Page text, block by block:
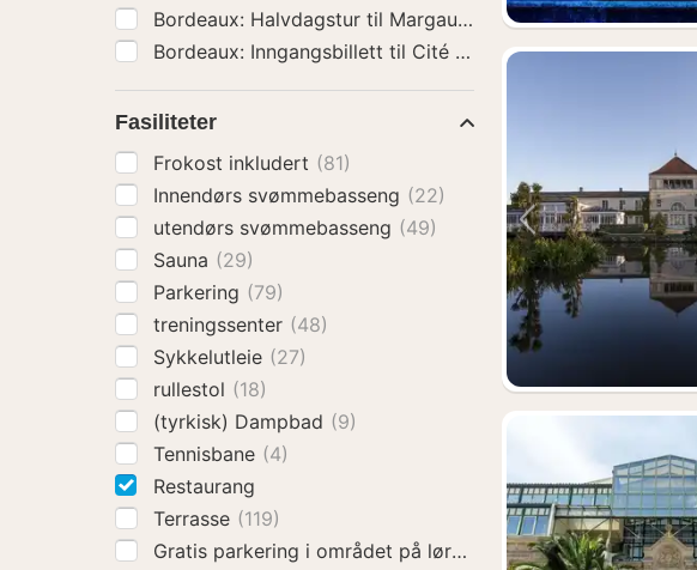
Forrige bilde
Bordeaux: Halvdagstur til Margaux med vinsmaking(29)
Bordeaux: Inngangsbillett til Cité du Vin og vinsmaking(29)
Fasiliteter
Frokost inkludert (81)
Innendørs svømmebasseng (22)
utendørs svømmebasseng (49)
Sauna (29)
Parkering (79)
treningssenter (48)
Sykkelutleie (27)
rullestol (18)
(tyrkisk) Dampbad (9)
Tennisbane (4)
Restaurang
Terrasse (119)
Gratis parkering i området på lørdager og søndager(8)